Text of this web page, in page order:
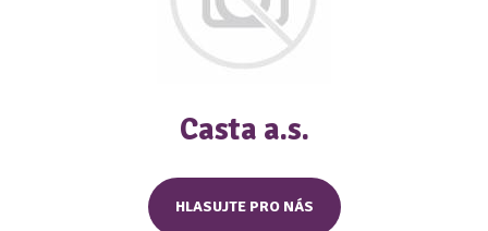
Casta a.s.
HLASUJTE PRO NÁS